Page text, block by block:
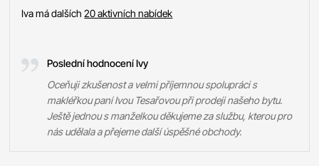
Iva má dalších20 aktivních nabídek
Poslední hodnocení Ivy
Oceňuji zkušenost a velmi příjemnou spolupráci s
makléřkou paní Ivou Tesařovou při prodeji našeho bytu.
Ještě jednou s manželkou děkujeme za službu, kterou pro
nás udělala a přejeme další úspěšné obchody.